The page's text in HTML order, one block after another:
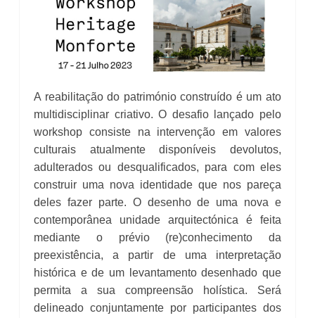
A reabilitação do património construído é um ato
multidisciplinar criativo. O desafio lançado pelo
workshop consiste na intervenção em valores
culturais atualmente disponíveis devolutos,
adulterados ou desqualificados, para com eles
construir uma nova identidade que nos pareça
deles fazer parte. O desenho de uma nova e
contemporânea unidade arquitectónica é feita
mediante o prévio (re)conhecimento da
preexistência, a partir de uma interpretação
histórica e de um levantamento desenhado que
permita a sua compreensão holística. Será
delineado conjuntamente por participantes dos